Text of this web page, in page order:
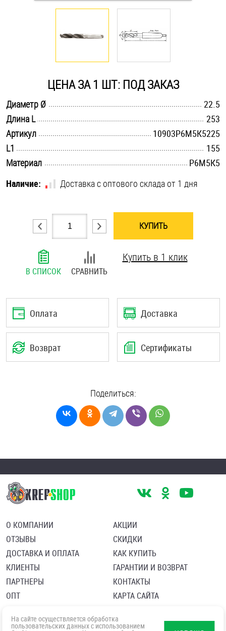
Саморезы и шурупы
Стопорные кольца
Такелаж
Хомуты
Шпильки
Шплинты
Штифты и пальцы
ЦЕНА ЗА 1 ШТ: ПОД ЗАКАЗ
Диаметр Ø
22.5
Длина L
253
Артикул
10903Р6М5К5225
L1
155
Материал
Р6М5К5
Наличие:
Доставка с оптового склада от 1 дня
КУПИТЬ
В СПИСОК СРАВНИТЬ
Купить в 1 клик
Оплата Доставка
Возврат Сертификаты
Поделиться:
О КОМПАНИИ
ОТЗЫВЫ
ДОСТАВКА И ОПЛАТА
КЛИЕНТЫ
ПАРТНЕРЫ
ОПТ
АКЦИИ
СКИДКИ
КАК КУПИТЬ
ГАРАНТИИ И ВОЗВРАТ
КОНТАКТЫ
КАРТА САЙТА
Политика в отношении обработки персональных данных
Согласие посетителя сайта на обработку персональных данны
На сайте осуществляется обработка
пользовательских данных с использованием